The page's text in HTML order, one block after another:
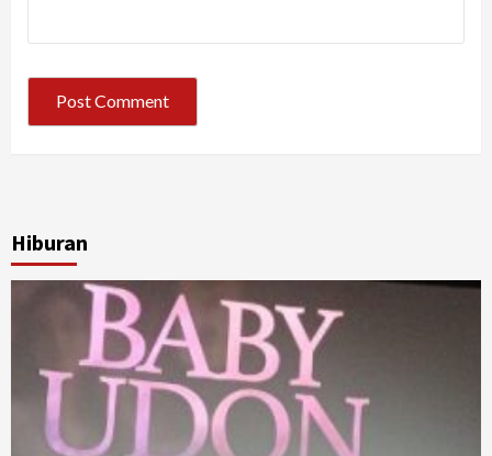
Hiburan